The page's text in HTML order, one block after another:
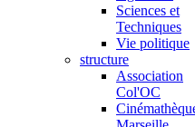
Sciences et
Techniques
Vie politique
structure
Association
Col'OC